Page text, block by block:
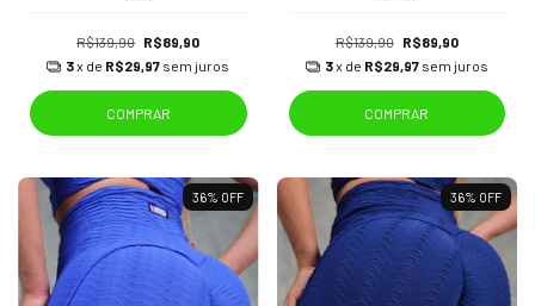
R$139,90 R$89,90
3x de R$29,97 sem juros
COMPRAR
R$139,90 R$89,90
3x de R$29,97 sem juros
COMPRAR
36% OFF 36% OFF